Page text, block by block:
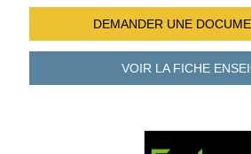
DEMANDER UNE
VOIR LA FICHE